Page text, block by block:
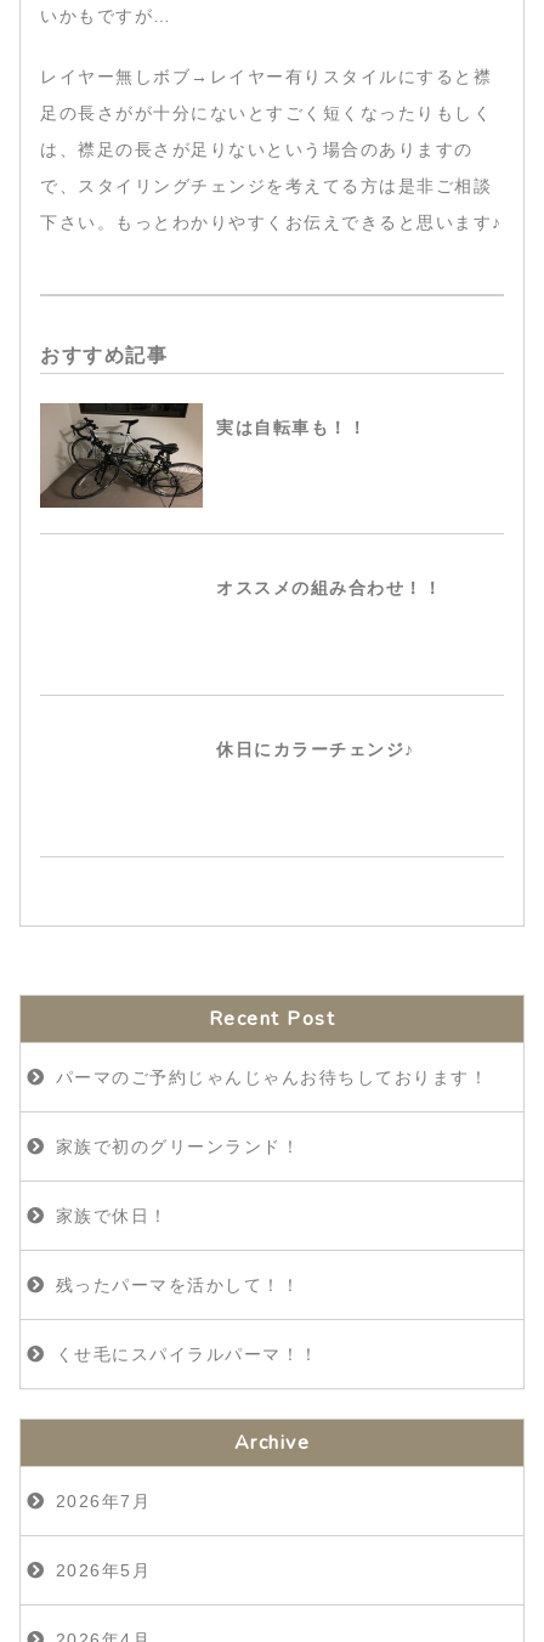
いかもですが…
レイヤー無しボブ→レイヤー有りスタイルにすると襟
足の長さがが十分にないとすごく短くなったりもしく
は、襟足の長さが足りないという場合のありますの
で、スタイリングチェンジを考えてる方は是非ご相談
下さい。もっとわかりやすくお伝えできると思います♪
おすすめ記事
実は自転車も！！
オススメの組み合わせ！！
休日にカラーチェンジ♪
Recent Post
パーマのご予約じゃんじゃんお待ちしております！
家族で初のグリーンランド！
家族で休日！
残ったパーマを活かして！！
くせ毛にスパイラルパーマ！！
Archive
2026年7月
2026年5月